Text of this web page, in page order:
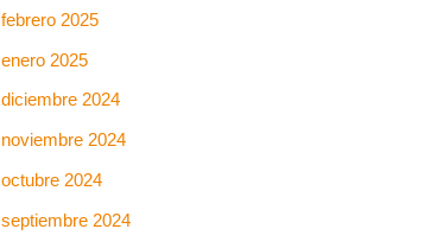
febrero 2025
enero 2025
diciembre 2024
noviembre 2024
octubre 2024
septiembre 2024